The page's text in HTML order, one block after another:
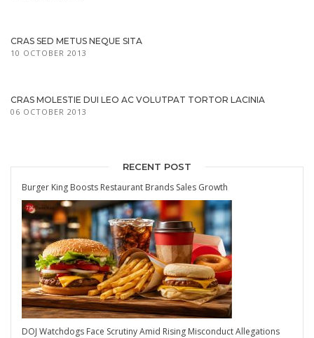
CRAS SED METUS NEQUE SITA
10 OCTOBER 2013
CRAS MOLESTIE DUI LEO AC VOLUTPAT TORTOR LACINIA
06 OCTOBER 2013
RECENT POST
Burger King Boosts Restaurant Brands Sales Growth
DOJ Watchdogs Face Scrutiny Amid Rising Misconduct Allegations